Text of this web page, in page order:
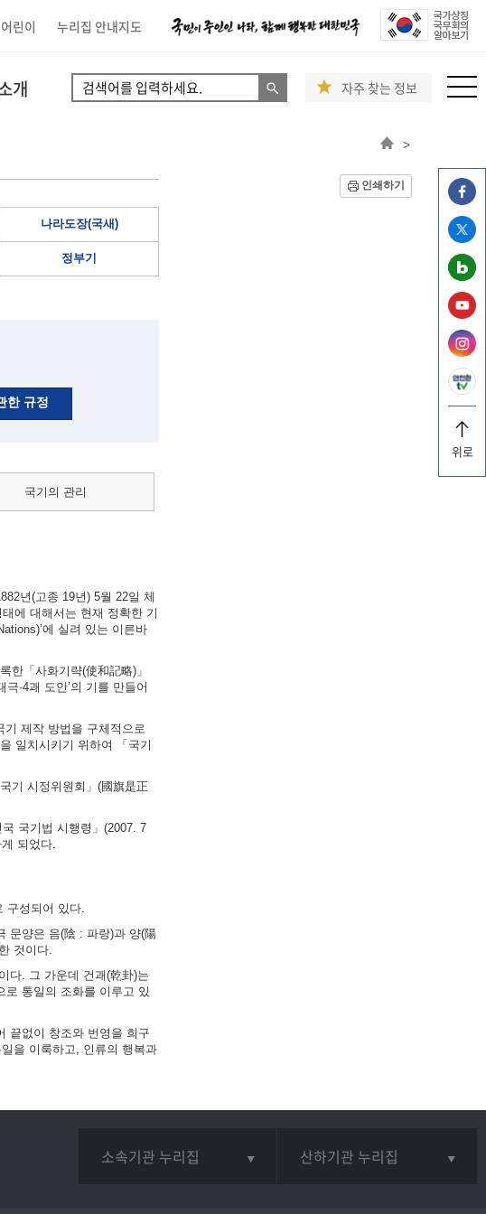
어린이 누리집 안내지도
위로
개 자주 찾는 정보
>
인쇄하기
나라도장(국새)
정부기
한 규정
국기의 관리
년(고종 19년) 5월 22일 체
에 대해서는 현재 정확한 기
에 실려 있는 이른바
한「사화기략(使和記略)」
·4괘 도안’의 기를 만들어
기 제작 방법을 구체적으로
일치시키기 위하여 「국기
기 시정위원회」(國旗是正
국기법 시행령」(2007. 7
되었다.
구성되어 있다.
문양은 음(陰 : 파랑)과 양(陽
것이다.
다. 그 가운데 건괘(乾卦)는
통일의 조화를 이루고 있
끝없이 창조와 번영을 희구
을 이룩하고, 인류의 행복과
소속기관 누리집 산하기관 누리집